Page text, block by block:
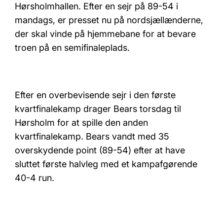
Hørsholmhallen. Efter en sejr på 89-54 i
mandags, er presset nu på nordsjællænderne,
der skal vinde på hjemmebane for at bevare
troen på en semifinaleplads.
Efter en overbevisende sejr i den første
kvartfinalekamp drager Bears torsdag til
Hørsholm for at spille den anden
kvartfinalekamp. Bears vandt med 35
overskydende point (89-54) efter at have
sluttet første halvleg med et kampafgørende
40-4 run.